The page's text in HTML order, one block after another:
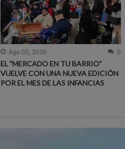
Ago 05, 2026 0
EL "MERCADO EN TU BARRIO"
VUELVE CON UNA NUEVA EDICIÓN
POR EL MES DE LAS INFANCIAS